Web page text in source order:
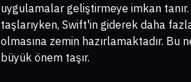
uygulamalar geliştirmeye imkan
taşlarıyken, Swift'in giderek daha
olmasına zemin hazırlamaktadır.
büyük önem taşır.